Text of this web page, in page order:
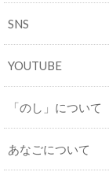
SNS
YOUTUBE
「のし」について
あなごについて